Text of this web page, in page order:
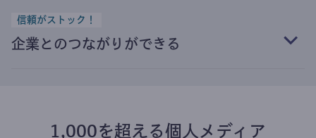
信頼がストック！
企業とのつながりができる
1,000を超える個人メディア